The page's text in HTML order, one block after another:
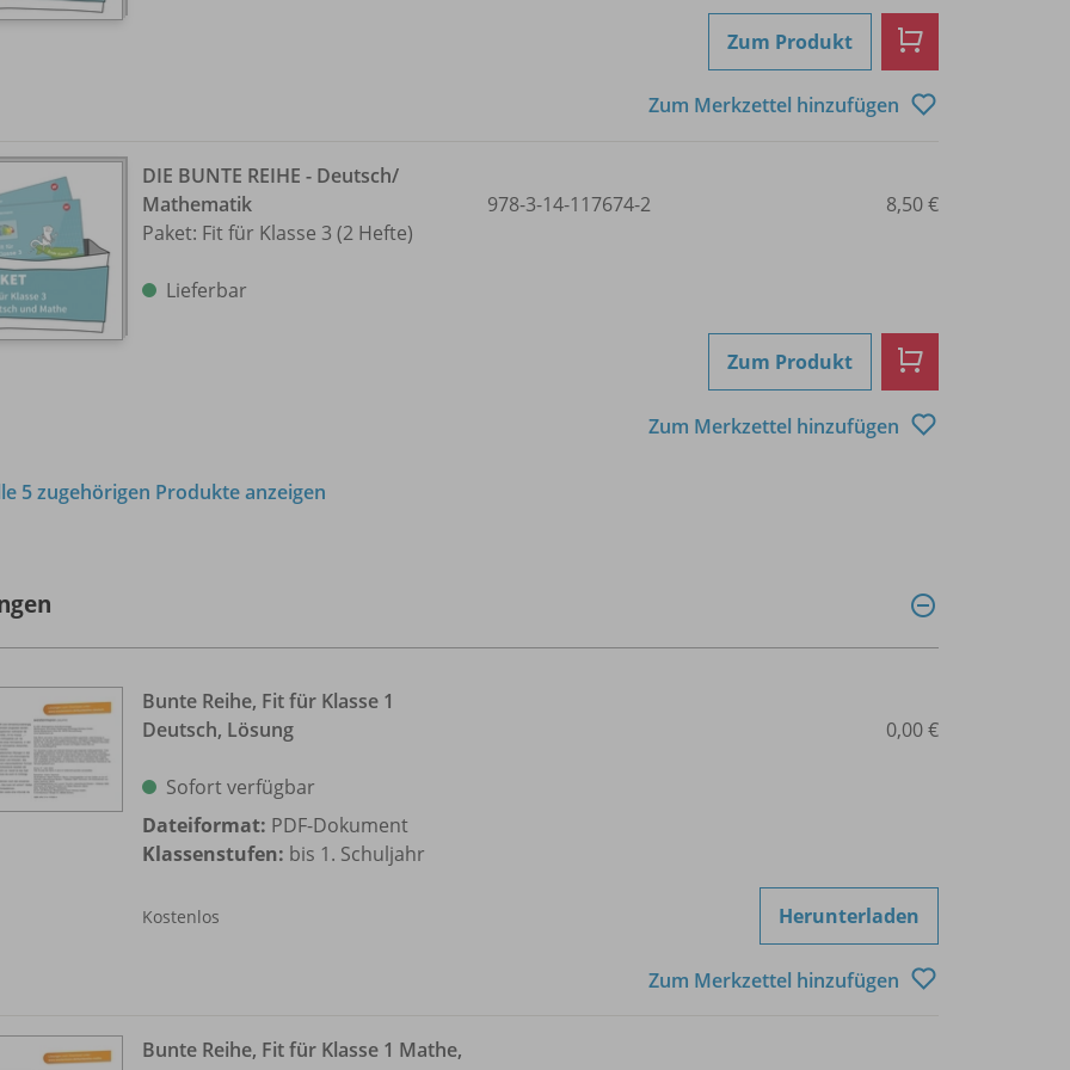
Zum Produkt
Zum Merkzettel hinzufügen
DIE BUNTE REIHE - Deutsch/
Mathematik
Paket: Fit für Klasse 3 (2 Hefte)
Lieferbar
978-3-14-117674-2 8,50 €
Zum Produkt
Zum Merkzettel hinzufügen
5 zugehörigen Produkte anzeigen
Bunte Reihe, Fit für Klasse 1
Deutsch, Lösung
Sofort verfügbar
Dateiformat: PDF-Dokument
Klassenstufen: bis 1. Schuljahr
Kostenlos
0,00 €
Herunterladen
Zum Merkzettel hinzufügen
Bunte Reihe, Fit für Klasse 1 Mathe,